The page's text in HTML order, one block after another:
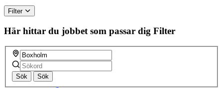
Filter
Här hittar du jobbet som passar dig Filter
Sök Sök